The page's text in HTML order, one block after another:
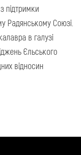
підтримки
Радянському Союзі.
в галузі
Єльського
відносин